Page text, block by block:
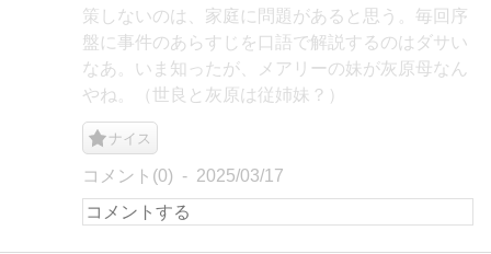
策しないのは、家庭に問題があると思う。毎回序
盤に事件のあらすじを口語で解説するのはダサい
なあ。いま知ったが、メアリーの妹が灰原母なん
やね。（世良と灰原は従姉妹？）
ナイス
コメント(0) 2025/03/17